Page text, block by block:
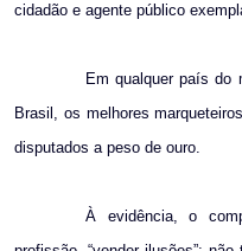
cidadão e agente público
Em qualquer país do
Brasil, os melhores
disputados a peso de ouro.
À evidência, o